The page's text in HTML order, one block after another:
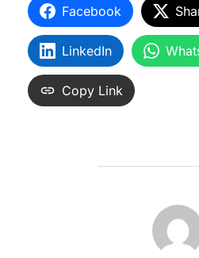
Facebook
LinkedIn
Copy Link